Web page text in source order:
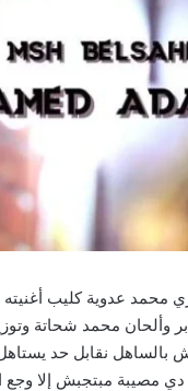
​محمد عدوية​ كليب أغنيته
وألحان ​محمد شحاتة​
نقابل حد يستاهل
دي مصيبة مبتجبش إلا